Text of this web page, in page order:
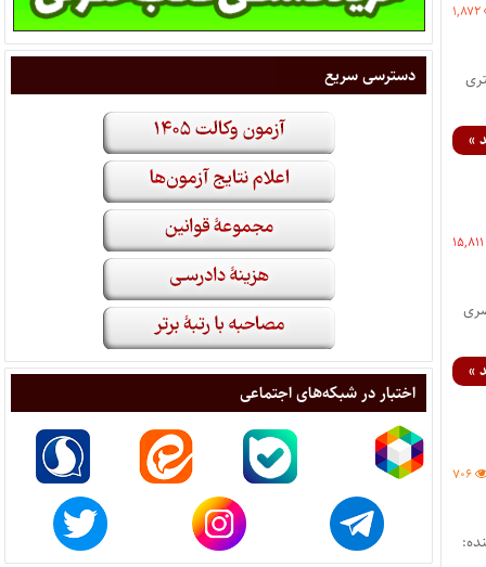
۱,۸۷۲
»
۱۵,۸۱۱
مختصری
»
۷۰۶
دسترسی سریع
اختبار در شبکه‌های اجتماعی